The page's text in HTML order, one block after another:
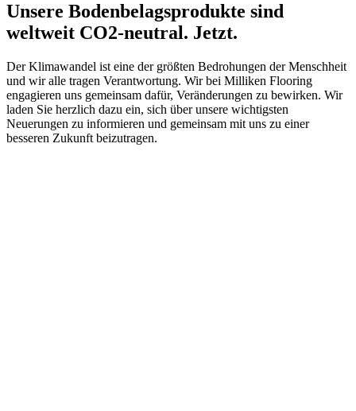
Unsere Bodenbelagsprodukte sind
weltweit CO2-neutral. Jetzt.
Der Klimawandel ist eine der größten Bedrohungen der Menschheit
und wir alle tragen Verantwortung. Wir bei Milliken Flooring
engagieren uns gemeinsam dafür, Veränderungen zu bewirken. Wir
laden Sie herzlich dazu ein, sich über unsere wichtigsten
Neuerungen zu informieren und gemeinsam mit uns zu einer
besseren Zukunft beizutragen.